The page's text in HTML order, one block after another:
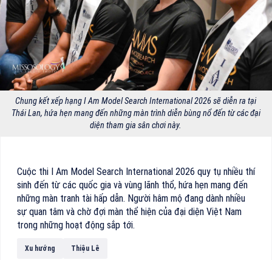
Chung kết xếp hạng I Am Model Search International 2026 sẽ diễn ra tại
Thái Lan, hứa hẹn mang đến những màn trình diễn bùng nổ đến từ các đại
diện tham gia sân chơi này.
Cuộc thi I Am Model Search International 2026 quy tụ nhiều thí
sinh đến từ các quốc gia và vùng lãnh thổ, hứa hẹn mang đến
những màn tranh tài hấp dẫn. Người hâm mộ đang dành nhiều
sự quan tâm và chờ đợi màn thể hiện của đại diện Việt Nam
trong những hoạt động sắp tới.
Xu hướng Thiệu Lê